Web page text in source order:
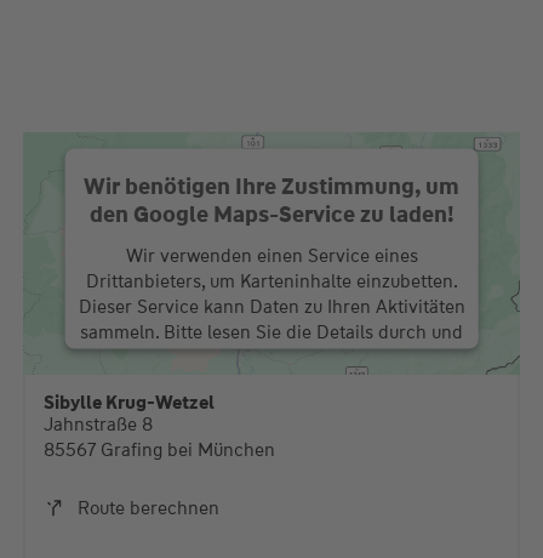
Wir benötigen Ihre Zustimmung, um
den Google Maps-Service zu laden!
Wir verwenden einen Service eines
Drittanbieters, um Karteninhalte einzubetten.
Dieser Service kann Daten zu Ihren Aktivitäten
sammeln. Bitte lesen Sie die Details durch und
stimmen Sie der Nutzung des Service zu, um
diese Karte anzuzeigen.
Sibylle Krug-Wetzel
Jahnstraße 8
85567 Grafing bei München
Route berechnen